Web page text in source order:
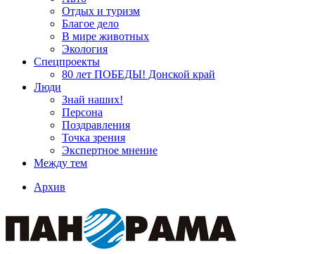
Отдых и туризм
Благое дело
В мире животных
Экология
Спецпроекты
80 лет ПОБЕДЫ! Донской край
Люди
Знай наших!
Персона
Поздравления
Точка зрения
Экспертное мнение
Между тем
Архив